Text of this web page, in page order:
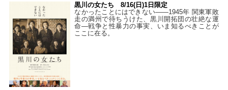
黒川の女たち 8/16(日)1日限定
なかったことにはできない——1945年 関東軍敗
走の満州で待ちうけた、黒川開拓団の壮絶な運
命―戦争と性暴力の事実、いま知るべきことが
ここに在る。